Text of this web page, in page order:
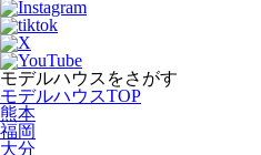
モデルハウスをさがす
モデルハウスTOP
熊本
福岡
大分